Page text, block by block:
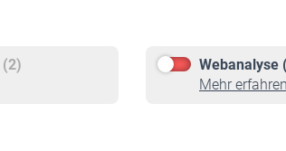
Webanalyse
Mehr erfahren
Förderung
Rente beantragen
Rentenauszahlung